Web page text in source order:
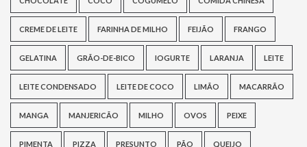
CREME DE LEITE FARINHA DE MILHO FEIJÃO FRANGO
GELATINA GRÃO-DE-BICO IOGURTE LARANJA LEITE
LEITE CONDENSADO LEITE DE COCO LIMÃO MACARRÃO
MANGA MANJERICÃO MILHO OVOS PEIXE
PIMENTA PIZZA PRESUNTO PÃO QUEIJO